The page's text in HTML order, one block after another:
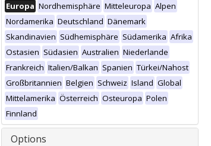
Europa Nordhemisphäre Mitteleuropa Alpen
Nordamerika Deutschland Dänemark
Skandinavien Südhemisphäre Südamerika Afrika
Ostasien Südasien Australien Niederlande
Frankreich Italien/Balkan Spanien Türkei/Nahost
Großbritannien Belgien Schweiz Island Global
Mittelamerika Österreich Osteuropa Polen
Finnland
Options